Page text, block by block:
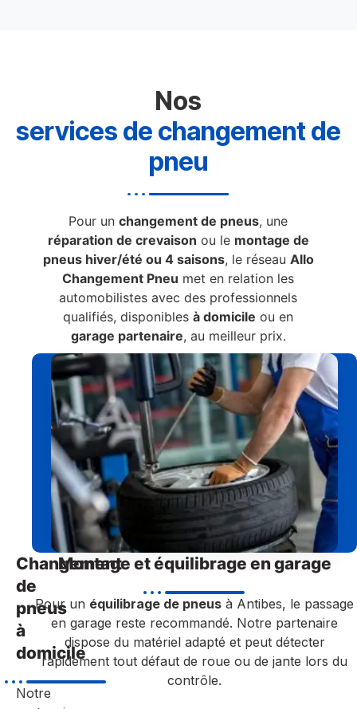
Nos
services de changement de
pneu
Pour unchangement de pneus, une
réparation de crevaison ou le montage de
pneus hiver/été ou 4 saisons, le réseau Allo
Changement Pneu met en relation les
automobilistes avec des professionnels
qualifiés, disponiblesà domicile ou en
garage partenaire, au meilleur prix.
Changement
de
pneus
à
domicile
Notre
Montage et équilibrage en garage
Pour un équilibrage de pneus à Antibes, le passage
en garage reste recommandé. Notre partenaire
dispose du matériel adapté et peut détecter
rapidement tout défaut de roue ou de jante lors du
contrôle.